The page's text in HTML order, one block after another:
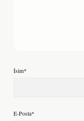
İsim*
E-Posta*